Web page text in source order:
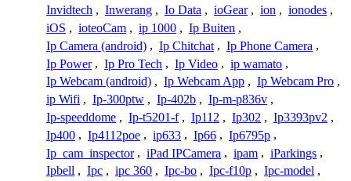
Invidtech , Inwerang , Io Data , ioGear , ion , ionodes ,
iOS , ioteoCam , ip 1000 , Ip Buiten ,
Ip Camera (android) , Ip Chitchat , Ip Phone Camera ,
Ip Power , Ip Pro Tech , Ip Video , ip wamato ,
Ip Webcam (android) , Ip Webcam App , Ip Webcam Pro ,
ip Wifi , Ip-300ptw , Ip-402b , Ip-m-p836v ,
Ip-speeddome , Ip-t5201-f , Ip112 , Ip302 , Ip3393pv2 ,
Ip400 , Ip4112poe , ip633 , Ip66 , Ip6795p ,
Ip_cam_inspector , iPad IPCamera , ipam , iParkings ,
Ipbell , Ipc , ipc 360 , Ipc-bo , Ipc-f10p , Ipc-model ,